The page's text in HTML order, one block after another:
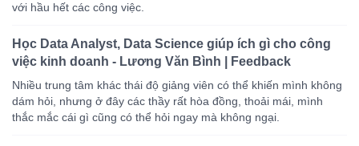
với hầu hết các công việc.
Học Data Analyst, Data Science giúp ích gì cho công
việc kinh doanh - Lương Văn Bình | Feedback
Nhiều trung tâm khác thái độ giảng viên có thể khiến mình không
dám hỏi, nhưng ở đây các thầy rất hòa đồng, thoải mái, mình
thắc mắc cái gì cũng có thể hỏi ngay mà không ngại.